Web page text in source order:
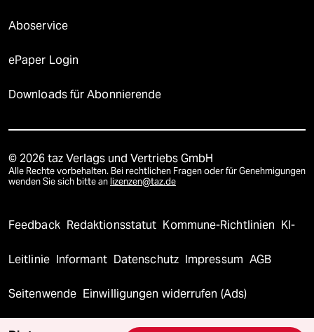
Aboservice
ePaper Login
Downloads für Abonnierende
© 2026 taz Verlags und Vertriebs GmbH
Alle Rechte vorbehalten. Bei rechtlichen Fragen oder für Genehmigungen
wenden Sie sich bitte an lizenzen@taz.de
Feedback Redaktionsstatut Kommune-Richtlinien KI-
Leitlinie Informant Datenschutz Impressum AGB
Seitenwende Einwilligungen widerrufen (Ads)